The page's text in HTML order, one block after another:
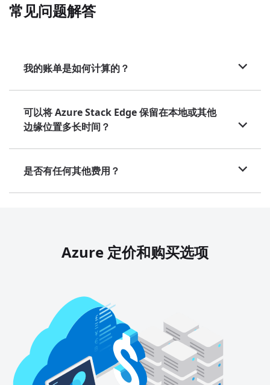
常见问题解答
我的账单是如何计算的？
可以将 Azure Stack Edge 保留在本地或其他
边缘位置多长时间？
是否有任何其他费用？
Azure 定价和购买选项